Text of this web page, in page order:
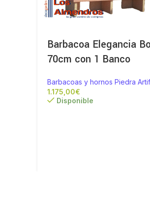
Barbacoa Elegancia
70cm con 1 Banco
Barbacoas y hornos Piedra
€
Disponible